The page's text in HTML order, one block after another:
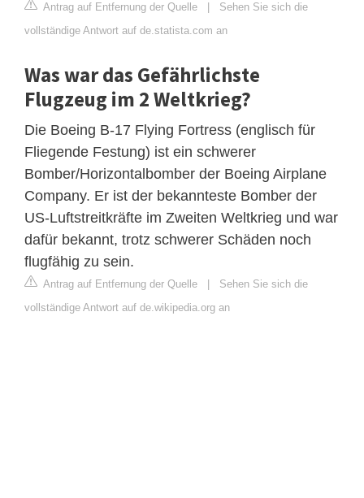
Antrag auf Entfernung der Quelle
Sehen Sie sich die
vollständige Antwort auf de.statista.com an
Was war das Gefährlichste
Flugzeug im 2 Weltkrieg?
Die Boeing B-17 Flying Fortress (englisch für
Fliegende Festung) ist ein schwerer
Bomber/Horizontalbomber der Boeing Airplane
Company. Er ist der bekannteste Bomber der
US-Luftstreitkräfte im Zweiten Weltkrieg und war
dafür bekannt, trotz schwerer Schäden noch
flugfähig zu sein.
Antrag auf Entfernung der Quelle
Sehen Sie sich die
vollständige Antwort auf de.wikipedia.org an